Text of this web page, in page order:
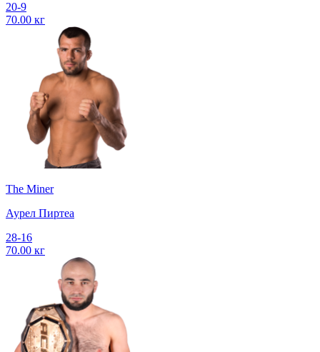
20-9
70.00 кг
The Miner
Аурел Пиртеа
28-16
70.00 кг